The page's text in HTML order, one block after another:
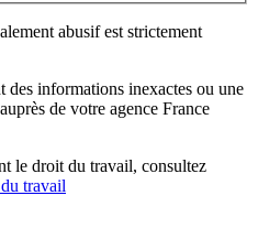
abusif est strictement
des informations inexactes ou une
de votre agence France
le droit du travail, consultez
travail